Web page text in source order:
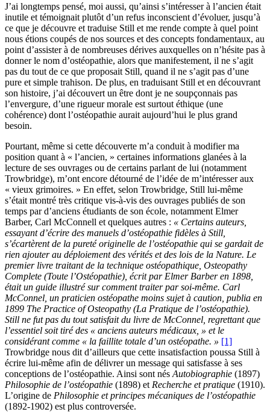
J’ai longtemps pensé, moi aussi, qu’ainsi s’intéresser à l’ancien était
inutile et témoignait plutôt d’un refus inconscient d’évoluer, jusqu’à
ce que je découvre et traduise Still et me rende compte à quel point
nous étions coupés de nos sources et des concepts fondamentaux, au
point d’assister à de nombreuses dérives auxquelles on n’hésite pas à
donner le nom d’ostéopathie, alors que manifestement, il ne s’agit
pas du tout de ce que proposait Still, quand il ne s’agit pas d’une
pure et simple trahison. De plus, en traduisant Still et en découvrant
son histoire, j’ai découvert un être dont je ne soupçonnais pas
l’envergure, d’une rigueur morale est surtout éthique (une
cohérence) dont l’ostéopathie aurait aujourd’hui le plus grand
besoin.
Pourtant, même si cette découverte m’a conduit à modifier ma
position quant à « l’ancien, » certaines informations glanées à la
lecture de ses ouvrages ou de certains parlant de lui (notamment
Trowbridge), m’ont encore détourné de l’idée de m’intéresser aux
« vieux grimoires. » En effet, selon Trowbridge, Still lui-même
s’était montré très critique vis-à-vis des ouvrages publiés de son
temps par d’anciens étudiants de son école, notamment Elmer
Barber, Carl McConnell et quelques autres : « Certains auteurs,
essayant d’écrire des manuels d’ostéopathie fidèles à Still,
s’écartèrent de la pureté originelle de l’ostéopathie qui se gardait de
rien ajouter au déploiement des vérités et des lois de la Nature. Le
premier livre traitant de la technique ostéopathique, Osteopathy
Complete (Toute l’Ostéopathie), écrit par Elmer Barber en 1898,
était un guide illustré sur comment traiter par soi-même. Carl
McConnel, un praticien ostéopathe moins sujet à caution, publia en
1899 The Practice of Osteopathy (La Pratique de l’ostéopathie).
Still ne fut pas du tout satisfait du livre de McConnel, regrettant que
l’essentiel soit tiré des « anciens auteurs médicaux, » et le
considérant comme « la faillite totale d’un ostéopathe. » [1]
Trowbridge nous dit d’ailleurs que cette insatisfaction poussa Still à
écrire lui-même afin de délivrer un message qui satisfasse à ses
conceptions de l’ostéopathie. Ainsi sont nés Autobiographie (1897)
Philosophie de l’ostéopathie (1898) et Recherche et pratique (1910).
L’origine de Philosophie et principes mécaniques de l’ostéopathie
(1892-1902) est plus controversée.